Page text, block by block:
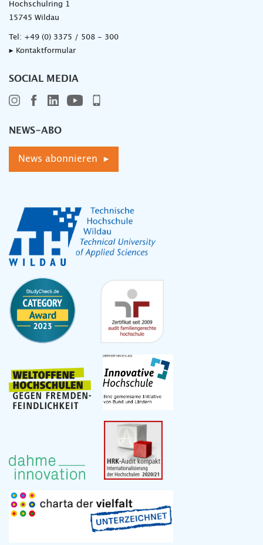
Hochschulring 1
15745 Wildau
Tel: +49 (0) 3375 / 508 - 300
▸ Kontaktformular
SOCIAL MEDIA
NEWS-ABO
News abonnieren ▸